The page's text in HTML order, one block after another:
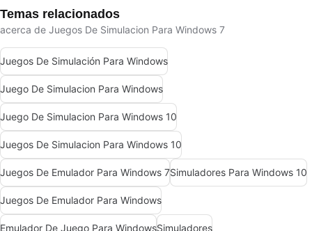
Temas relacionados
acerca de Juegos De Simulacion Para Windows 7
Juegos De Simulación Para Windows
Juego De Simulacion Para Windows
Juego De Simulacion Para Windows 10
Juegos De Simulacion Para Windows 10
Juegos De Emulador Para Windows 7Simuladores Para Windows 10
Juegos De Emulador Para Windows
Emulador De Juego Para WindowsSimuladores